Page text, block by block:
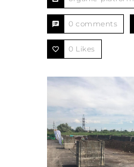
0 comments
0 Likes